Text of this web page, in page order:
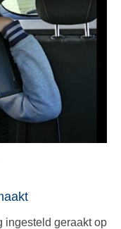
ingesteld geraakt op